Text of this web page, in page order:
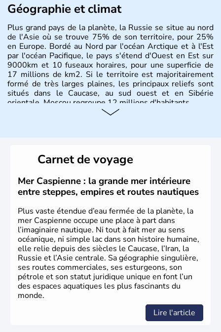
Géographie et climat
Plus grand pays de la planète, la Russie se situe au nord
de l'Asie où se trouve 75% de son territoire, pour 25%
en Europe. Bordé au Nord par l'océan Arctique et à l'Est
par l'océan Pacifique, le pays s'étend d'Ouest en Est sur
9000km et 10 fuseaux horaires, pour une superficie de
17 millions de km2. Si le territoire est majoritairement
formé de très larges plaines, les principaux reliefs sont
situés dans le Caucase, au sud ouest et en Sibérie
orientale. Moscou regroupe 12 millions d'habitants.
Carnet de voyage
Mer Caspienne : la grande mer intérieure
entre steppes, empires et routes nautiques
Plus vaste étendue d’eau fermée de la planète, la
mer Caspienne occupe une place à part dans
l’imaginaire nautique. Ni tout à fait mer au sens
océanique, ni simple lac dans son histoire humaine,
elle relie depuis des siècles le Caucase, l’Iran, la
Russie et l’Asie centrale. Sa géographie singulière,
ses routes commerciales, ses esturgeons, son
pétrole et son statut juridique unique en font l’un
des espaces aquatiques les plus fascinants du
monde.
Lire l'article